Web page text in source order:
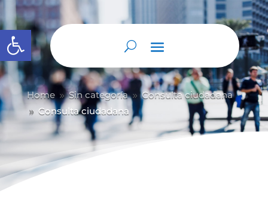
Abrir barra de herramientas
Home 9 Sin categoría 9 Consulta ciudadana
9 Consulta ciudadana